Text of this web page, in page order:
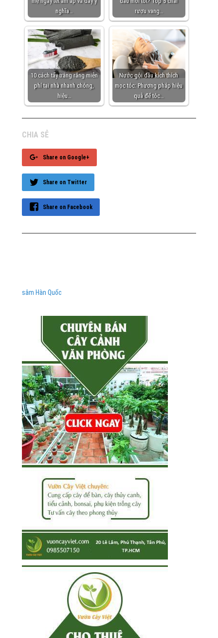
nghĩa…
rượu vang…
10 cách tẩy trắng răng miễn
phí tại nhà nhanh chóng,
hiệu…
Nước gội đầu kích thích
mọc tóc: Phương pháp hiệu
quả để tóc…
CHIA SẺ
Share on Google+
Share on Twitter
Share on Facebook
sâm Hàn Quốc